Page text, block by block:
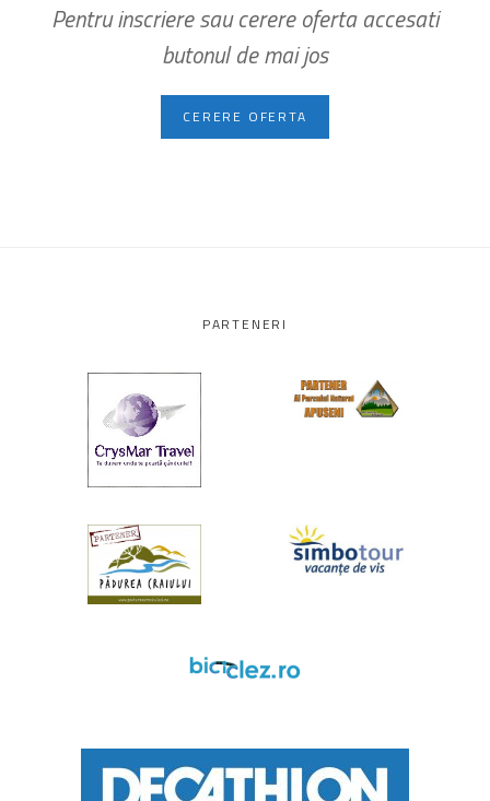
Pentru inscriere sau cerere oferta accesati
butonul de mai jos
CERERE OFERTA
PARTENERI